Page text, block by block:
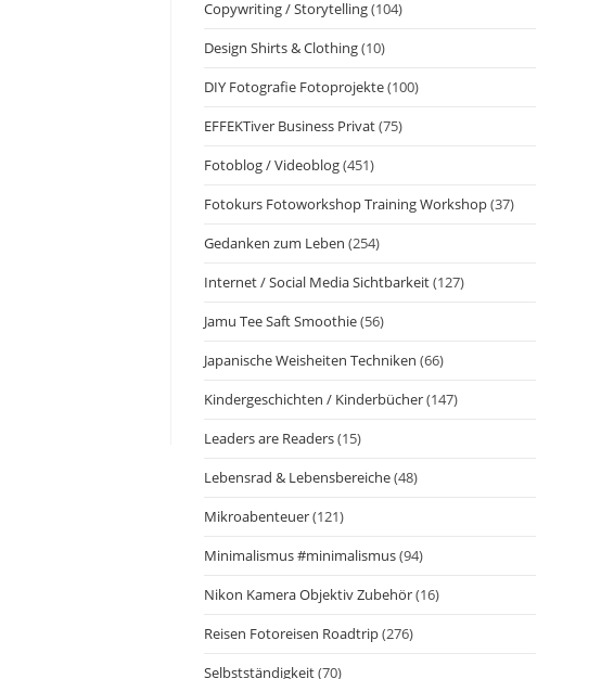
Copywriting / Storytelling(104)
Design Shirts & Clothing(10)
DIY Fotografie Fotoprojekte(100)
EFFEKTiver Business Privat(75)
Fotoblog / Videoblog(451)
Fotokurs Fotoworkshop Training Workshop(37)
Gedanken zum Leben (254)
Internet / Social Media Sichtbarkeit(127)
Jamu Tee Saft Smoothie(56)
Japanische Weisheiten Techniken (66)
Kindergeschichten / Kinderbücher(147)
Leaders are Readers(15)
Lebensrad & Lebensbereiche(48)
Mikroabenteuer(121)
Minimalismus #minimalismus(94)
Nikon Kamera Objektiv Zubehör(16)
Reisen Fotoreisen Roadtrip(276)
Selbstständigkeit(70)